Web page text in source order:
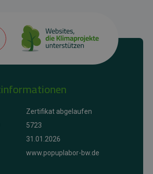
Zertifikat abgelaufen
5723
31.01.2026
www.popuplabor-bw.de